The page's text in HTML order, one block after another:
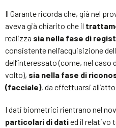
Il Garante ricorda che, già nel
aveva già chiarito che il
realizza sia nella fase di
consistente nell’acquisizione
dell’interessato (come, nel
volto), sia nella fase di
(facciale), da effettuarsi
I dati biometrici rientrano nel
particolari di datied il relativo